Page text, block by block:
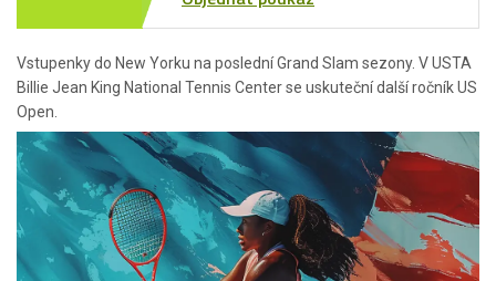
Vstupenky do New Yorku na poslední Grand Slam sezony. V USTA
Billie Jean King National Tennis Center se uskuteční další ročník US
Open.